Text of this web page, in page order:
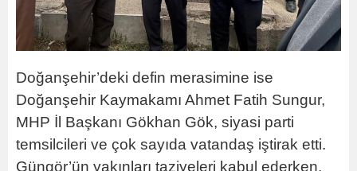
Doğanşehir’deki defin merasimine ise
Doğanşehir Kaymakamı Ahmet Fatih Sungur,
MHP İl Başkanı Gökhan Gök, siyasi parti
temsilcileri ve çok sayıda vatandaş iştirak etti.
Güngör’ün yakınları taziyeleri kabul ederken,